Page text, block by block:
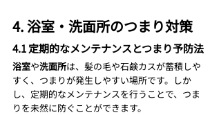
4. 浴室・洗面所のつまり対策
4.1 定期的なメンテナンスとつまり予防法
浴室や洗面所は、髪の毛や石鹸カスが蓄積しや
すく、つまりが発生しやすい場所です。しか
し、定期的なメンテナンスを行うことで、つま
りを未然に防ぐことができます。